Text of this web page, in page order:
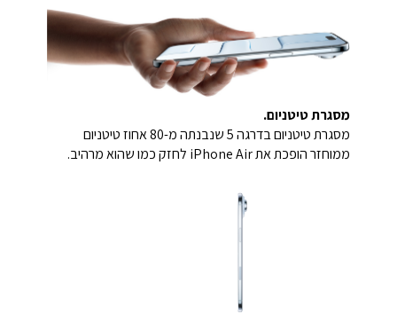
מסגרת טיטניום.
מסגרת טיטניום בדרגה 5 שנבנתה מ-80 אחוז טיטניום
ממוחזר הופכת את iPhone Air לחזק כמו שהוא מרהיב.